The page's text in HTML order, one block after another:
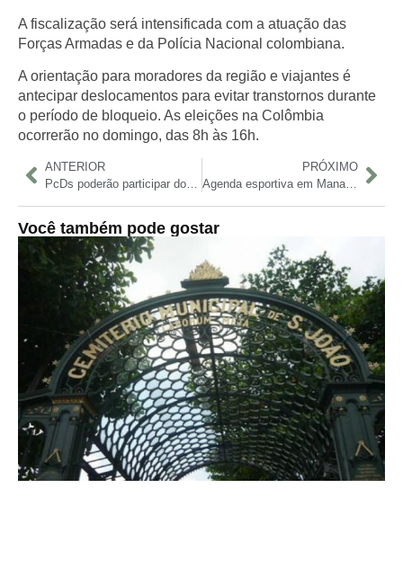
A fiscalização será intensificada com a atuação das
Forças Armadas e da Polícia Nacional colombiana.
A orientação para moradores da região e viajantes é
antecipar deslocamentos para evitar transtornos durante
o período de bloqueio. As eleições na Colômbia
ocorrerão no domingo, das 8h às 16h.
ANTERIOR
PcDs poderão participar do lançamento do Festival de Parintins em espaço acessível no Bumbódromo
PRÓXIMO
Agenda esportiva em Manaus tem curso de defesa pessoal e jogos de futebol no fim de semana
Você também pode gostar